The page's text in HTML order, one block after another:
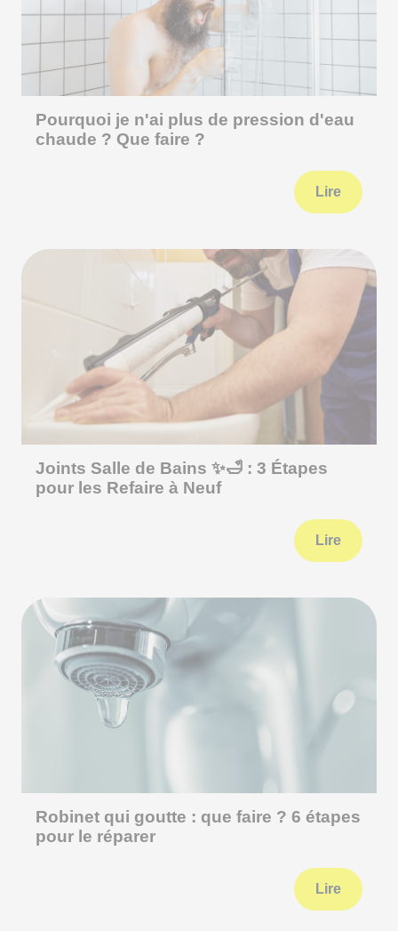
Pourquoi je n'ai plus de pression d'eau
chaude ? Que faire ?
Lire
Joints Salle de Bains ✨🛁 : 3 Étapes
pour les Refaire à Neuf
Lire
Robinet qui goutte : que faire ? 6 étapes
pour le réparer
Lire